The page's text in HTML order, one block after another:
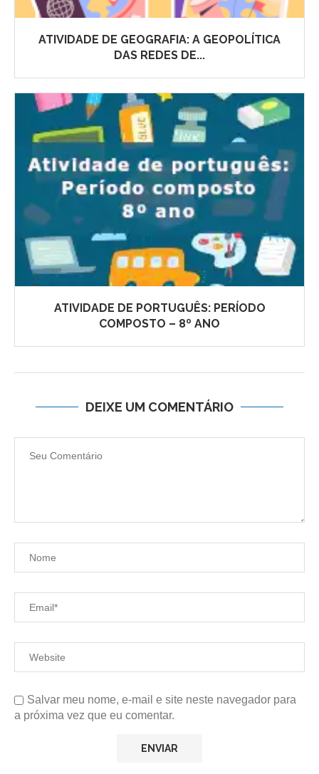
ATIVIDADE DE GEOGRAFIA: A GEOPOLÍTICA
DAS REDES DE...
ATIVIDADE DE PORTUGUÊS: PERÍODO
COMPOSTO – 8º ANO
DEIXE UM COMENTÁRIO
Salvar meu nome, e-mail e site neste navegador para
a próxima vez que eu comentar.